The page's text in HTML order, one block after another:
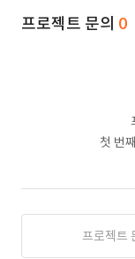
프로젝트 문의 0
첫 번
프로젝트